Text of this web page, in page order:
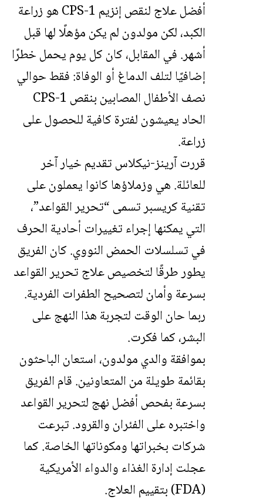
أفضل علاج لنقص إنزيم CPS-1 هو زراعة
الكبد، لكن مولدون لم يكن مؤهلًا لها قبل
أشهر. في المقابل، كان كل يوم يحمل خطرًا
إضافيًا لتلف الدماغ أو الوفاة: فقط حوالي
نصف الأطفال المصابين بنقص CPS-1
الحاد يعيشون لفترة كافية للحصول على
زراعة.
قررت آرينز-نيكلاس تقديم خيار آخر
للعائلة. هي وزملاؤها كانوا يعملون على
تقنية كريسبر تسمى “تحرير القواعد”،
التي يمكنها إجراء تغييرات أحادية الحرف
في تسلسلات الحمض النووي. كان الفريق
يطور طرقًا لتخصيص علاج تحرير القواعد
بسرعة وأمان لتصحيح الطفرات الفردية.
ربما حان الوقت لتجربة هذا النهج على
البشر، كما فكرت.
بموافقة والدي مولدون، استعان الباحثون
بقائمة طويلة من المتعاونين. قام الفريق
بسرعة بفحص أفضل نهج لتحرير القواعد
واختبره على الفئران والقرود. تبرعت
شركات بخبراتها ومكوناتها الخاصة. كما
عجلت إدارة الغذاء والدواء الأمريكية
(FDA) بتقييم العلاج.